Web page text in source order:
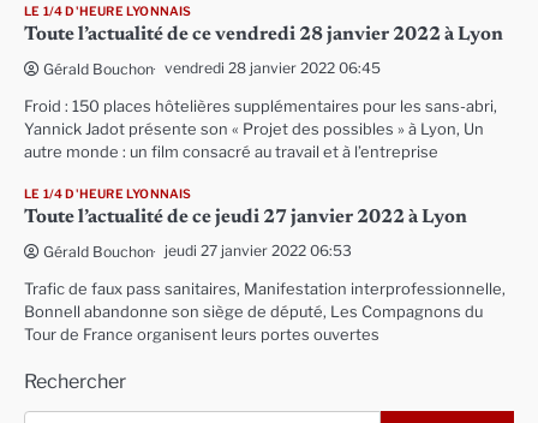
LE 1/4 D'HEURE LYONNAIS
Toute l’actualité de ce vendredi 28 janvier 2022 à Lyon
Gérald Bouchon vendredi 28 janvier 2022 06:45
Froid : 150 places hôtelières supplémentaires pour les sans-abri,
Yannick Jadot présente son « Projet des possibles » à Lyon, Un
autre monde : un film consacré au travail et à l’entreprise
LE 1/4 D'HEURE LYONNAIS
Toute l’actualité de ce jeudi 27 janvier 2022 à Lyon
Gérald Bouchon jeudi 27 janvier 2022 06:53
Trafic de faux pass sanitaires, Manifestation interprofessionnelle,
Bonnell abandonne son siège de député, Les Compagnons du
Tour de France organisent leurs portes ouvertes
Rechercher